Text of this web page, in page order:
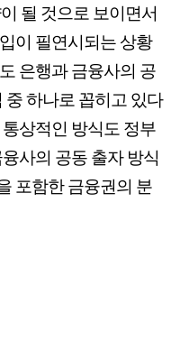
될 것으로 보이면서
이 필연시되는 상황
은행과 금융사의 공
하나로 꼽히고 있다
상적인 방식도 정부
사의 공동 출자 방식
포함한 금융권의 분